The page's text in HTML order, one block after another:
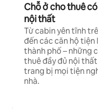
Chỗ ở cho thuê
nội thất
Từ cabin yên tĩnh
đến các căn hộ
thành phố – những
thuê đầy đủ nội
trang bị mọi tiện
nhà.